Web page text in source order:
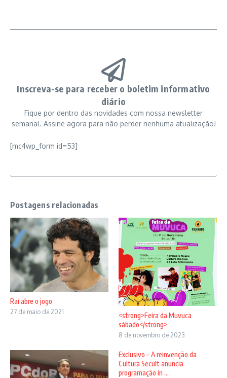
Inscreva-se para receber o boletim informativo
diário
Fique por dentro das novidades com nossa newsletter
semanal. Assine agora para não perder nenhuma atualização!
[mc4wp_form id=53]
Postagens relacionadas
Raí abre o jogo
27 de maio de 2021
<strong>Feira da Muvuca
sábado</strong>
8 de novembro de 2023
Exclusivo – A reinvenção da
Cultura Secult anuncia
programação in ...